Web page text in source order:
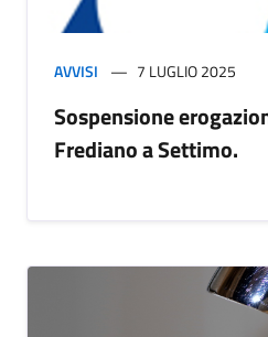
AVVISI 7 LUGLIO 2025
Sospensione
Frediano a Settimo.